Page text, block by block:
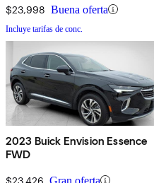
$23,998 Buena oferta
Incluye tarifas de conc.
2023 Buick Envision Essence
FWD
$23,426 Gran oferta